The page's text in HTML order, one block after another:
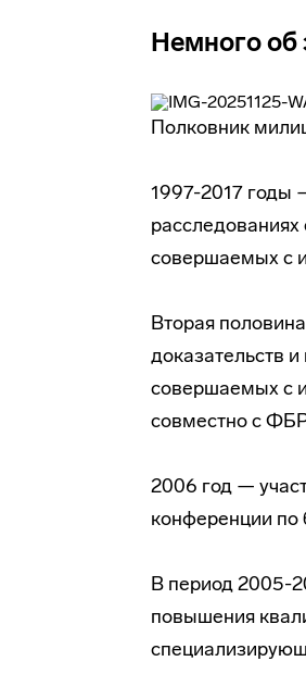
Немного об
Полковник
1997-2017 годы
совершаемых с
Вторая
доказательств
совершаемых с
совместно с
2006 год —
конференции по
В период 2005-
повышения